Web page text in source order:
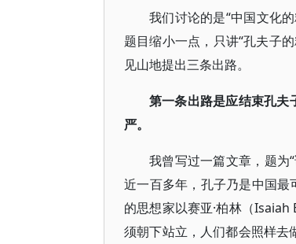
我们讨论的是“中国文化
题目缩小一点，只讲“孔夫子
见山地提出三条出路。
第一条出路是应结束孔夫
严。
我曾写过一篇文章，题为
近一百多年，孔子乃是中国最
的思想家以赛亚·柏林（
须朝下站立，人们都会照样去